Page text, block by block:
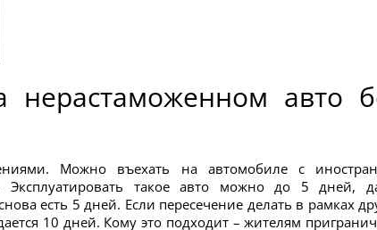
авто
Можно въехать на автомобиле с
такое авто можно до 5 дней,
есть 5 дней. Если пересечение делать в рамках
10 дней. Кому это подходит – жителям